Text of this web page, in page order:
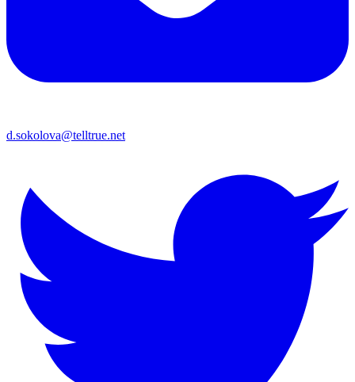
d.sokolova@telltrue.net